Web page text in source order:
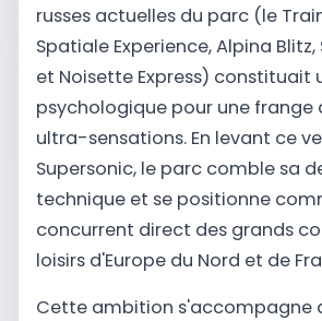
russes actuelles du parc (le
Spatiale Experience, Alpina Blitz,
et Noisette Express) constituait
psychologique pour une frange
ultra-sensations. En levant ce
Supersonic, le parc comble sa
technique et se positionne
concurrent direct des grands
loisirs d'Europe du Nord et de
Cette ambition s'accompagne